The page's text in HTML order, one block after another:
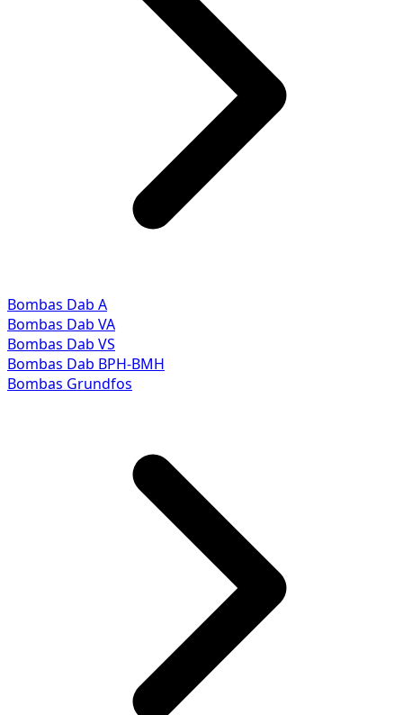
Bombas Dab A
Bombas Dab VA
Bombas Dab VS
Bombas Dab BPH-BMH
Bombas Grundfos